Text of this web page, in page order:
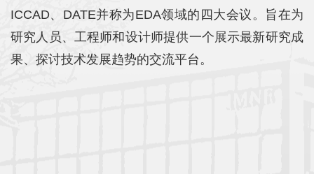
ICCAD、DATE并称为EDA领域的四大会议。旨在为
研究人员、工程师和设计师提供一个展示最新研究成
果、探讨技术发展趋势的交流平台。